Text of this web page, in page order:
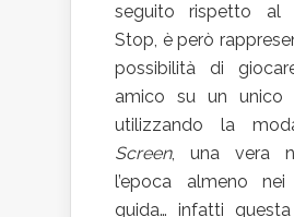
seguito rispetto al
Stop, è però
possibilità di
amico su un unico
utilizzando la
Screen, una vera
l’epoca almeno
guida… infatti